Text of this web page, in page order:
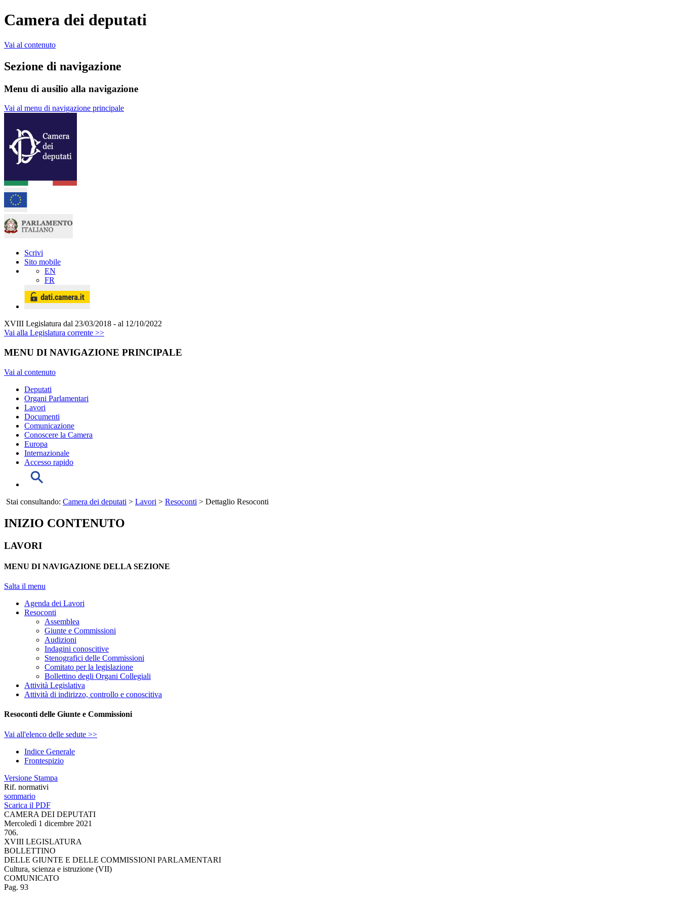
Camera dei deputati
Vai al contenuto
Sezione di navigazione
Menu di ausilio alla navigazione
Vai al menu di navigazione principale
Scrivi
Sito mobile
EN
FR
XVIII Legislatura dal 23/03/2018 - al 12/10/2022
Vai alla Legislatura corrente >>
MENU DI NAVIGAZIONE PRINCIPALE
Vai al contenuto
Deputati
Organi Parlamentari
Lavori
Documenti
Comunicazione
Conoscere la Camera
Europa
Internazionale
Accesso rapido
Stai consultando: Camera dei deputati > Lavori > Resoconti > Dettaglio Resoconti
INIZIO CONTENUTO
LAVORI
MENU DI NAVIGAZIONE DELLA SEZIONE
Salta il menu
Agenda dei Lavori
Resoconti
Assemblea
Giunte e Commissioni
Audizioni
Indagini conoscitive
Stenografici delle Commissioni
Comitato per la legislazione
Bollettino degli Organi Collegiali
Attività Legislativa
Attività di indirizzo, controllo e conoscitiva
Resoconti delle Giunte e Commissioni
Vai all'elenco delle sedute >>
Indice Generale
Frontespizio
Versione Stampa
Rif. normativi
sommario
Scarica il PDF
CAMERA DEI DEPUTATI
Mercoledì 1 dicembre 2021
706.
XVIII LEGISLATURA
BOLLETTINO
DELLE GIUNTE E DELLE COMMISSIONI PARLAMENTARI
Cultura, scienza e istruzione (VII)
COMUNICATO
Pag. 93